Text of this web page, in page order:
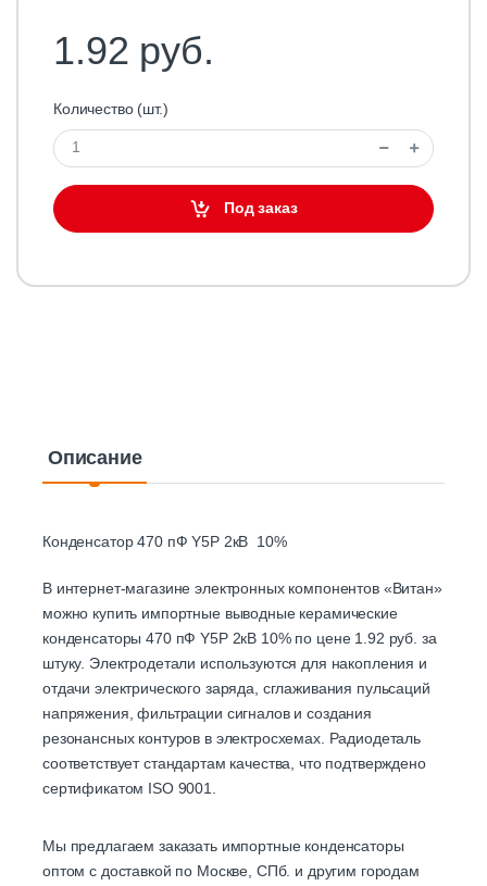
1.92 руб.
Количество (шт.)
Под заказ
Описание
Конденсатор 470 пФ Y5P 2кВ 10%
В интернет-магазине электронных компонентов «Витан»
можно купить импортные выводные керамические
конденсаторы 470 пФ Y5P 2кВ 10% по цене 1.92 руб. за
штуку. Электродетали используются для накопления и
отдачи электрического заряда, сглаживания пульсаций
напряжения, фильтрации сигналов и создания
резонансных контуров в электросхемах. Радиодеталь
соответствует стандартам качества, что подтверждено
сертификатом ISO 9001.
Мы предлагаем заказать импортные конденсаторы
оптом с доставкой по Москве, СПб. и другим городам